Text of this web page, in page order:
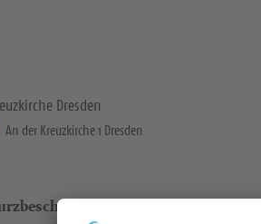
Dresden
An der Kreuzkirche 1 Dresden